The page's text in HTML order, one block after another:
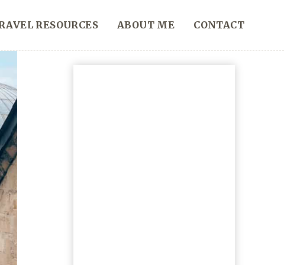
RESOURCES ABOUT ME CONTACT